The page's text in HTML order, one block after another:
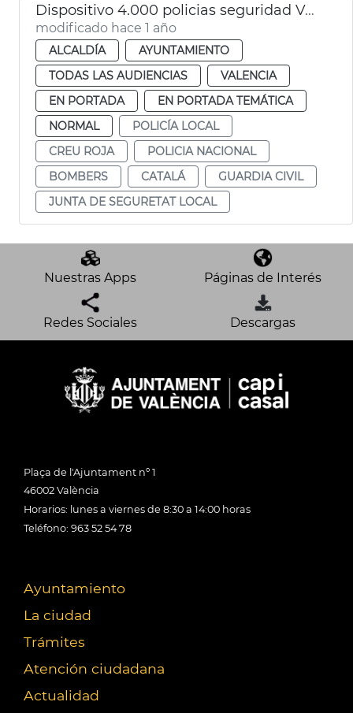
Dispositivo 4.000 policias seguridad València en Navidad
modificado hace 1 año
ALCALDÍA
AYUNTAMIENTO
TODAS LAS AUDIENCIAS
VALENCIA
EN PORTADA
EN PORTADA TEMÁTICA
NORMAL
POLICÍA LOCAL
CREU ROJA
POLICIA NACIONAL
BOMBERS
CATALÁ
GUARDIA CIVIL
JUNTA DE SEGURETAT LOCAL
Nuestras Apps Páginas de Interés
Redes Sociales Descargas
Plaça de l'Ajuntament nº 1
46002 València
Horarios: lunes a viernes de 8:30 a 14:00 horas
Teléfono: 963 52 54 78
Ayuntamiento
La ciudad
Trámites
Atención ciudadana
Actualidad